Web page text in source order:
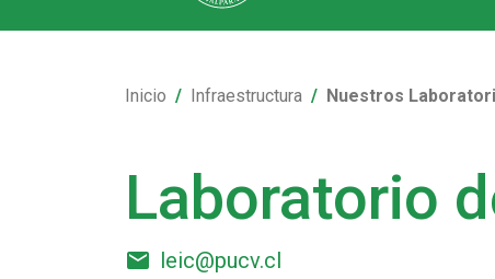
Inicio Infraestructura Nuestros
Laboratorio
email leic@pucv.cl